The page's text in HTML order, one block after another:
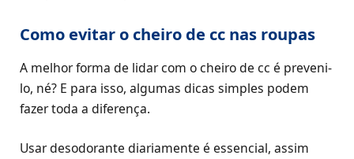
Como evitar o cheiro de cc nas roupas
A melhor forma de lidar com o cheiro de cc é preveni-
lo, né? E para isso, algumas dicas simples podem
fazer toda a diferença.
Usar desodorante diariamente é essencial, assim